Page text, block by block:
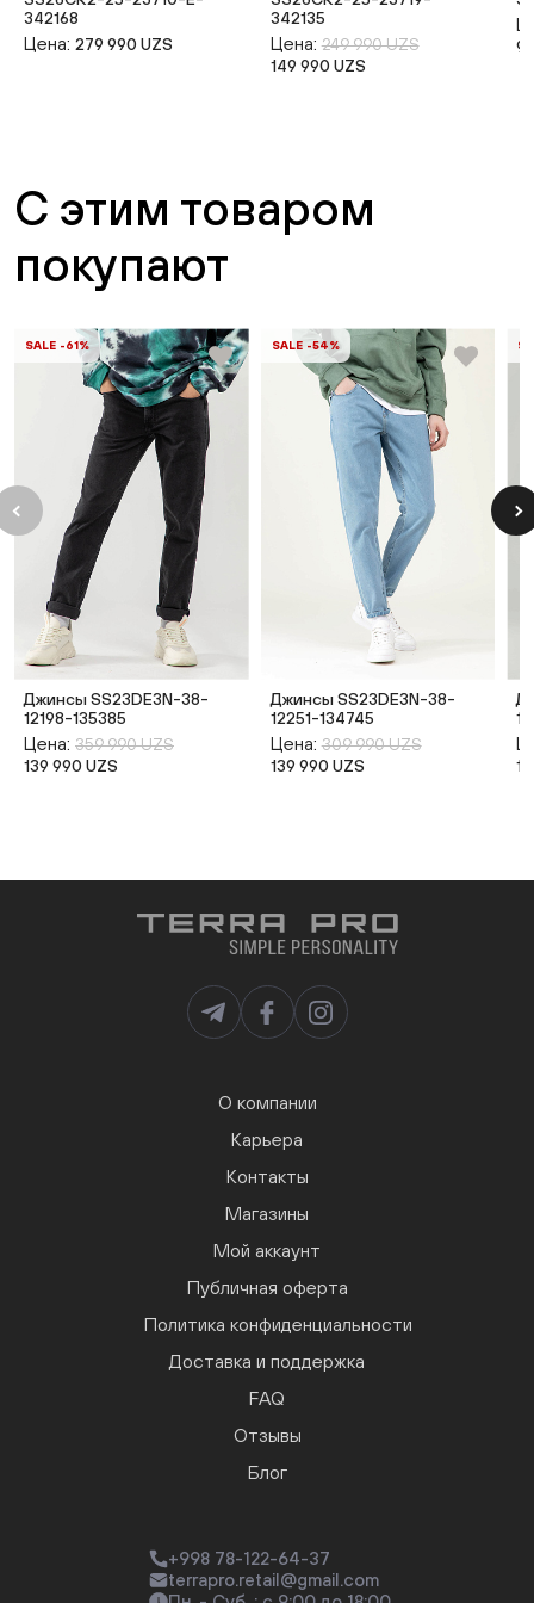
342168
Цена: 279 990 UZS
342135
Цена: 249 990 UZS
149 990 UZS
С этим товаром
покупают
SALE -61%
Джинсы SS23DE3N-38-
12198-135385
Цена: 359 990 UZS
139 990 UZS
SALE -54%
Джинсы SS23DE3N-38-
12251-134745
Цена: 309 990 UZS
139 990 UZS
О компании
Карьера
Контакты
Магазины
Мой аккаунт
Публичная оферта
Политика конфиденциальности
Доставка и поддержка
FAQ
Отзывы
Блог
+998 78-122-64-37
terrapro.retail@gmail.com